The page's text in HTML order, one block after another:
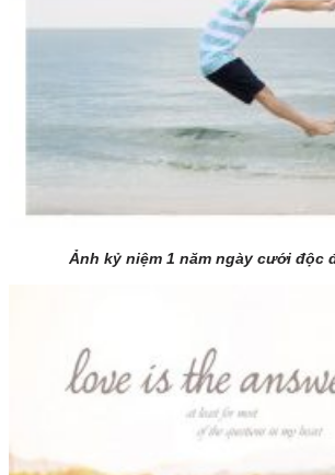
Ảnh kỷ niệm 1 năm ngày cưới độc